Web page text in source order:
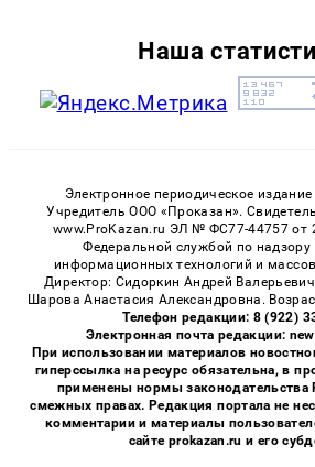
Наша
Электронное периодическое
Учредитель ООО «Проказан».
www.ProKazan.ru ЭЛ № ФС77-44757 от
Федеральной службой по надзору
информационных технологий и
Директор: Сидоркин Андрей
Шарова Анастасия Александровна.
Телефон редакции: 8 (922)
Электронная почта редакции:
При использовании материалов
гиперссылка на ресурс обязательна, в
применены нормы законодательства
смежных правах. Редакция портала не
комментарии и материалы
сайте prokazan.ru и его